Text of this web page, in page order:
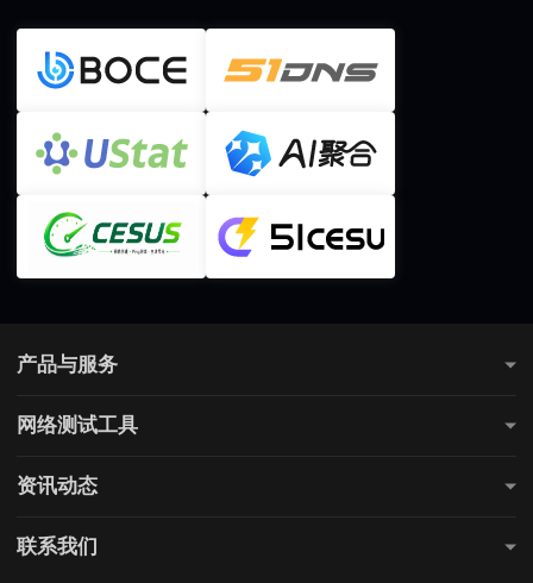
产品与服务
测网速
网络测试工具
网站连通性测试
购票测速
资讯动态
公告通知
联系我们